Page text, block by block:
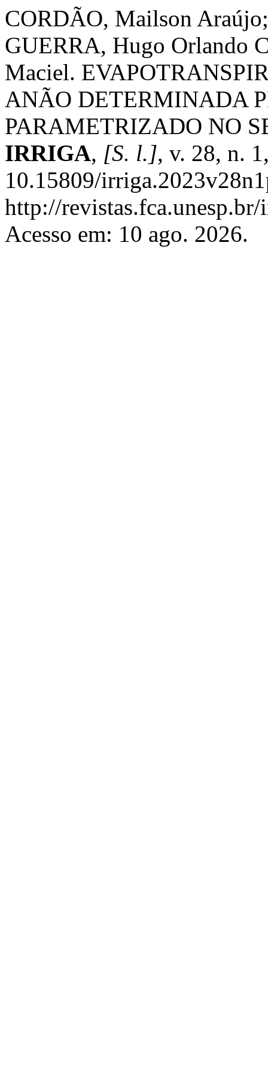
CORDÃO, Mailson
GUERRA, Hugo Orlando
Maciel.
ANÃO DETERMINADA
PARAMETRIZADO NO
IRRIGA, [S. l.], v. 28, n.
10.15809/
http://
Acesso em: 10 ago. 2026.